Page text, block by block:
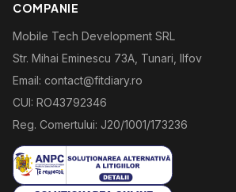
COMPANIE
Mobile Tech Development SRL
Str. Mihai Eminescu 73A, Tunari, Ilfov
Email: contact@fitdiary.ro
CUI: RO43792346
Reg. Comertului: J20/1001/173236